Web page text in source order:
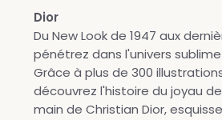
Dior
Du New Look de 1947 aux
pénétrez dans l'univers
Grâce à plus de 300
découvrez l'histoire du joyau
main de Christian Dior,